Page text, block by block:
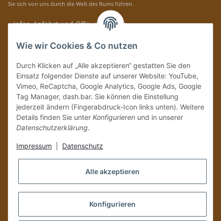
Sie sich von uns durch die Welt des Rums führen.
» Infos, Anfahrt und Öffnungszeiten
Immer auf dem Laufenden mit unseren aktuellen Rum-News!
Bitte senden Sie mir entsprechend IhrerDatenschutzerklärung
regelmäßig und
jederzeit widerruflich Informationen zu Ihrem Produktsortiment per E-Mail zu.
Vertrag widerrufen
Wie wir Cookies & Co nutzen
Durch Klicken auf „Alle akzeptieren“ gestatten Sie den
Einsatz folgender Dienste auf unserer Website: YouTube,
Vimeo, ReCaptcha, Google Analytics, Google Ads, Google
Tag Manager, dash.bar. Sie können die Einstellung
jederzeit ändern (Fingerabdruck-Icon links unten). Weitere
Details finden Sie unter Konfigurieren und in unserer
Datenschutzerklärung.
Impressum Datenschutz
Alle akzeptieren
Konfigurieren